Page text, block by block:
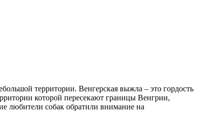
территории. Венгерская выжла – это гордость
которой пересекают границы Венгрии,
любители собак обратили внимание на